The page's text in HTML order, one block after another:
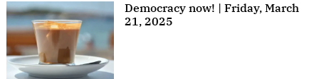
Democracy now! | Friday, March
21, 2025